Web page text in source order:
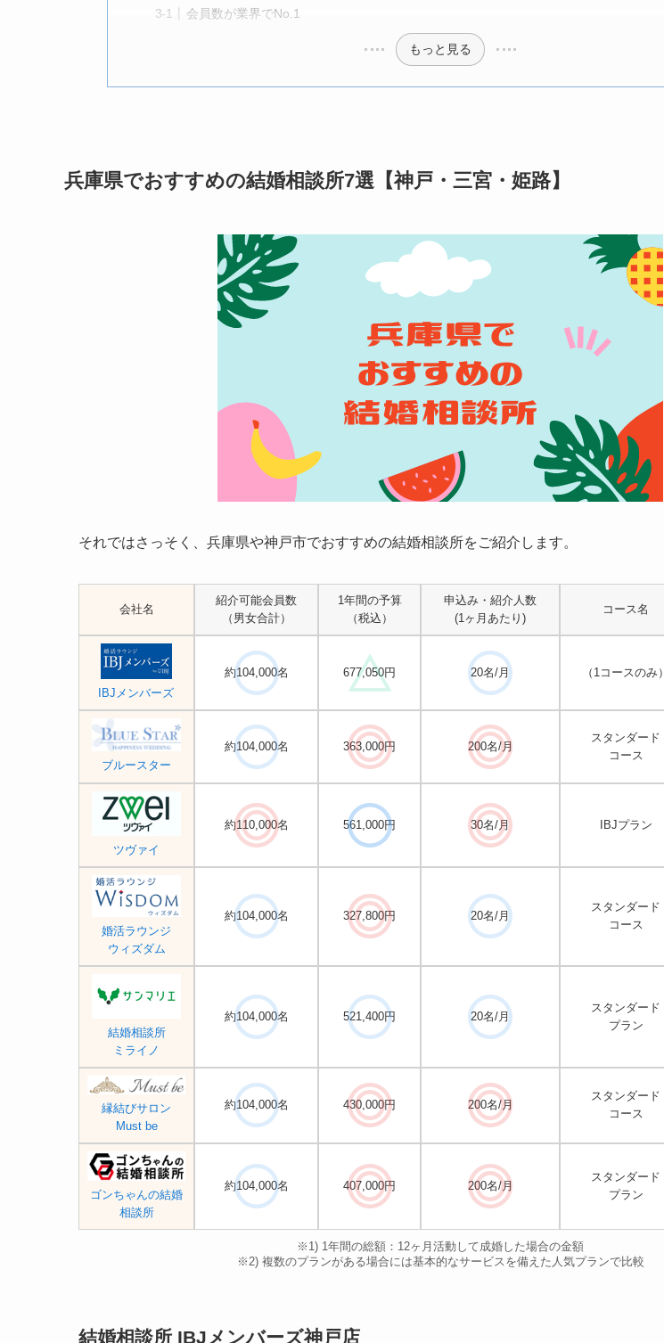
会員数が業界でNo.1
もっと見る
兵庫県でおすすめの結婚相談所7選【神戸・三宮・姫路】
それではさっそく、兵庫県や神戸市でおすすめの結婚相談所をご紹介します。
会社名
紹介可能会員数
（男女合計）
1年間の予算
（税込）
申込み・紹介人数
(1ヶ月あたり)
コース名
IBJメンバーズ
約104,000名 677,050円 20名/月 （1コースのみ）
ブルースター
約104,000名 363,000円 200名/月
スタンダード
コース
ツヴァイ
約110,000名 561,000円 30名/月 IBJプラン
婚活ラウンジ
ウィズダム
約104,000名 327,800円 20名/月
スタンダード
コース
結婚相談所
ミライノ
約104,000名 521,400円 20名/月
スタンダード
プラン
縁結びサロン
Must be
約104,000名 430,000円 200名/月
スタンダード
コース
ゴンちゃんの結婚
相談所
約104,000名 407,000円 200名/月
スタンダード
プラン
※1) 1年間の総額：12ヶ月活動して成婚した場合の金額
※2) 複数のプランがある場合には基本的なサービスを備えた人気プランで比較
結婚相談所 IBJメンバーズ神戸店